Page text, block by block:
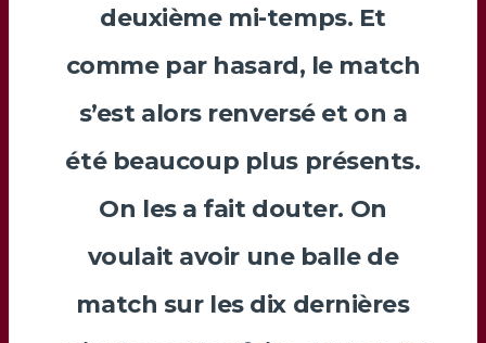
deuxième mi-temps. Et
comme par hasard, le match
s’est alors renversé et on a
été beaucoup plus présents.
On les a fait douter. On
voulait avoir une balle de
match sur les dix dernières